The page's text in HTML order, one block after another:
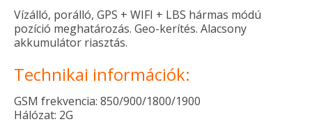
Vízálló, porálló, GPS + WIFI + LBS hármas módú
pozíció meghatározás. Geo-kerítés. Alacsony
akkumulátor riasztás.
Technikai információk:
GSM frekvencia: 850/900/1800/1900
Hálózat: 2G